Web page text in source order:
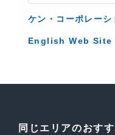
ケン・コーポレー
English Web Site
同じエリアのおす